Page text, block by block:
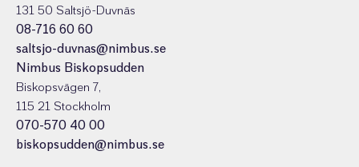
131 50 Saltsjö-Duvnäs
08-716 60 60
saltsjo-duvnas@nimbus.se
Nimbus Biskopsudden
Biskopsvägen 7,
115 21 Stockholm
070-570 40 00
biskopsudden@nimbus.se